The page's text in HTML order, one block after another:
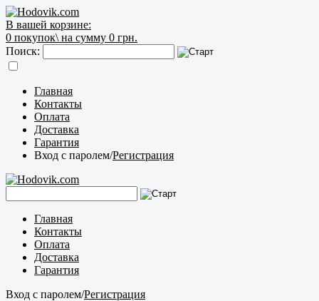
В вашей корзине:
0 покупок\ на сумму 0 грн.
Поиск:
Главная
Контакты
Оплата
Доставка
Гарантия
Вход с паролем/Регистрация
Главная
Контакты
Оплата
Доставка
Гарантия
Вход с паролем/Регистрация